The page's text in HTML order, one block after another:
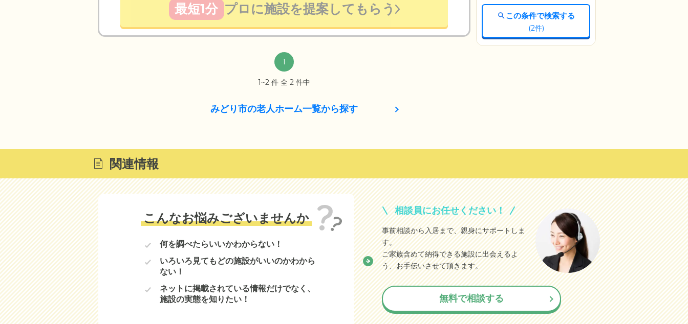
最短1分 プロに施設を提案してもらう
1
1~2 件 全 2 件中
みどり市の老人ホーム一覧から探す
この条件で検索する
(2件)
関連情報
こんなお悩みございませんか
何を調べたらいいかわからない！
いろいろ見てもどの施設がいいのかわから
ない！
ネットに掲載されている情報だけでなく、
施設の実態を知りたい！
相談員にお任せください！
事前相談から入居まで、親身にサポートしま
す。
ご家族含めて納得できる施設に出会えるよ
う、お手伝いさせて頂きます。
無料で相談する